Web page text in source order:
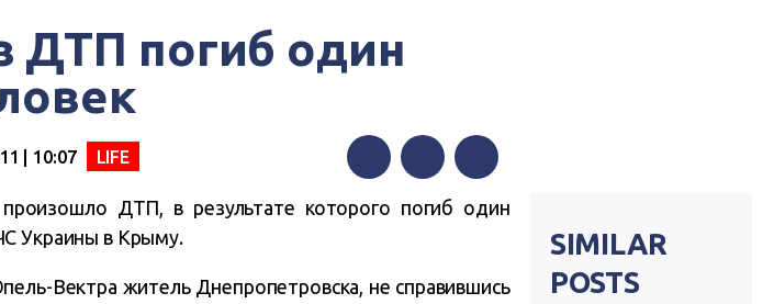
ДТП погиб один
| 10:07 LIFE
FacebookTwitter Telegram
ДТП, в результате которого погиб один
Украины в Крыму.
Вектра житель Днепропетровска, не справившись
SIMILAR
POSTS